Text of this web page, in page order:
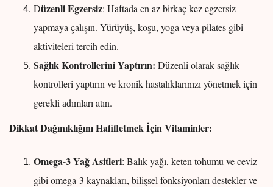
Düzenli Egzersiz: Haftada en az birkaç kez egzersiz
yapmaya çalışın. Yürüyüş, koşu, yoga veya pilates gibi
aktiviteleri tercih edin.
Sağlık Kontrollerini Yaptırın: Düzenli olarak sağlık
kontrolleri yaptırın ve kronik hastalıklarınızı yönetmek için
gerekli adımları atın.
Dikkat Dağınıklığını Hafifletmek İçin Vitaminler:
Omega-3 Yağ Asitleri: Balık yağı, keten tohumu ve ceviz
gibi omega-3 kaynakları, bilişsel fonksiyonları destekler ve